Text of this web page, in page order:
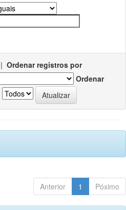
| Ordenar registros por
Ordenar
Anterior 1 Póximo